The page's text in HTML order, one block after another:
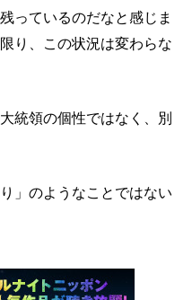
っているのだなと感じま
り、この状況は変わらな
統領の個性ではなく、別
」のようなことではない